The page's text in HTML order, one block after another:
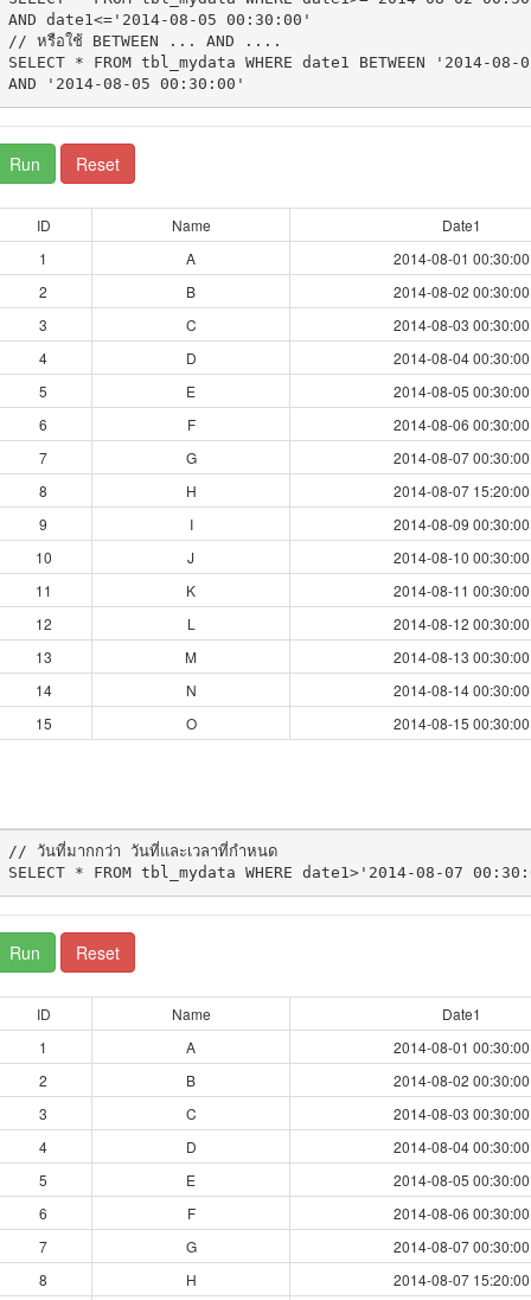
AND date1<='2014-08-05 00:30:00'
// หรือใช้ BETWEEN ... AND ....
SELECT * FROM tbl_mydata WHERE date1 BETWEEN '2014-
Run Reset
ID Name
Date1
1
A
2014-08-01 00:30:00
2
B
2014-08-02 00:30:00
3
C
2014-08-03 00:30:00
4
D
2014-08-04 00:30:00
5
E
2014-08-05 00:30:00
6
F
2014-08-06 00:30:00
7
G
2014-08-07 00:30:00
8
H
2014-08-07 15:20:00
9
I
2014-08-09 00:30:00
10
J
2014-08-10 00:30:00
11
K
2014-08-11 00:30:00
12
L
2014-08-12 00:30:00
13
M
2014-08-13 00:30:00
14
N
2014-08-14 00:30:00
15
O 2014-08-15 00:30:00
// วันที่มากกว่า วันที่และเวลาที่กำหนด
Run Reset
ID Name
Date1
1
A
2014-08-01 00:30:00
2
B
2014-08-02 00:30:00
3
C
2014-08-03 00:30:00
4
D
2014-08-04 00:30:00
5
E
2014-08-05 00:30:00
6
F
2014-08-06 00:30:00
7
G
2014-08-07 00:30:00
8
H
2014-08-07 15:20:00